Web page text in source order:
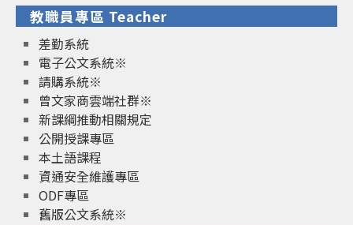
教職員專區 Teacher
差勤系統
電子公文系統※
請購系統※
曾文家商雲端社群※
新課綱推動相關規定
公開授課專區
本土語課程
資通安全維護專區
ODF專區
舊版公文系統※